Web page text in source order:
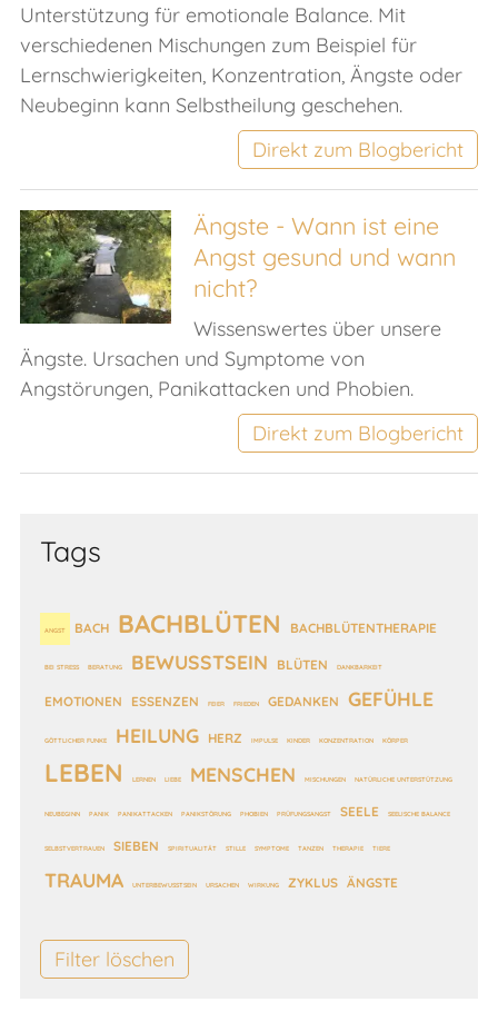
Unterstützung für emotionale Balance. Mit
verschiedenen Mischungen zum Beispiel für
Lernschwierigkeiten, Konzentration, Ängste oder
Neubeginn kann Selbstheilung geschehen.
Direkt zum Blogbericht
Ängste - Wann ist eine
Angst gesund und wann
nicht?
Wissenswertes über unsere
Ängste. Ursachen und Symptome von
Angstörungen, Panikattacken und Phobien.
Direkt zum Blogbericht
Tags
ANGST BACH BACHBLÜTEN BACHBLÜTENTHERAPIE
BEI STRESS BERATUNG BEWUSSTSEIN BLÜTEN DANKBARKEIT
EMOTIONEN ESSENZEN FEIER FRIEDEN GEDANKEN GEFÜHLE
GÖTTLICHER FUNKE HEILUNG HERZ IMPULSE KINDER KONZENTRATION KÖRPER
LEBEN LERNEN LIEBE MENSCHEN MISCHUNGEN NATÜRLICHE UNTERSTÜTZUNG
NEUBEGINN PANIK PANIKATTACKEN PANIKSTÖRUNG PHOBIEN PRÜFUNGSANGST SEELE SEELISCHE BALANCE
SELBSTVERTRAUEN SIEBEN SPIRITUALITÄT STILLE SYMPTOME TANZEN THERAPIE TIERE
TRAUMA UNTERBEWUSSTSEIN URSACHEN WIRKUNG ZYKLUS ÄNGSTE
Filter löschen